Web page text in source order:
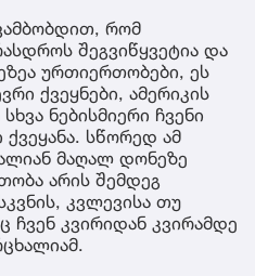
რომ
შეგვიწყვეტია და
ურთიერთობები, ეს
ქვეყნები, ამერიკის
ნებისმიერი ჩვენი
სწორედ ამ
მაღალ დონეზე
არის შემდეგ
კვლევისა თუ
ჩვენ კვირიდან კვირამდე